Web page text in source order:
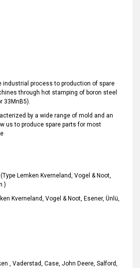
industrial process to production of spare
through hot stamping of boron steel
33MnB5).
by a wide range of mold and an
us to produce spare parts for most
Lemken Kverneland, Vogel & Noot,
)
Kverneland, Vogel & Noot, Esener, Ünlü,
, Vaderstad, Case, John Deere, Salford,